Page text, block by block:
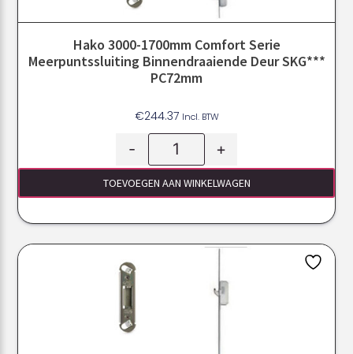
Hako 3000-1700mm Comfort Serie
Meerpuntssluiting Binnendraaiende Deur SKG***
PC72mm
€244.37 Incl. BTW
- +
TOEVOEGEN AAN WINKELWAGEN